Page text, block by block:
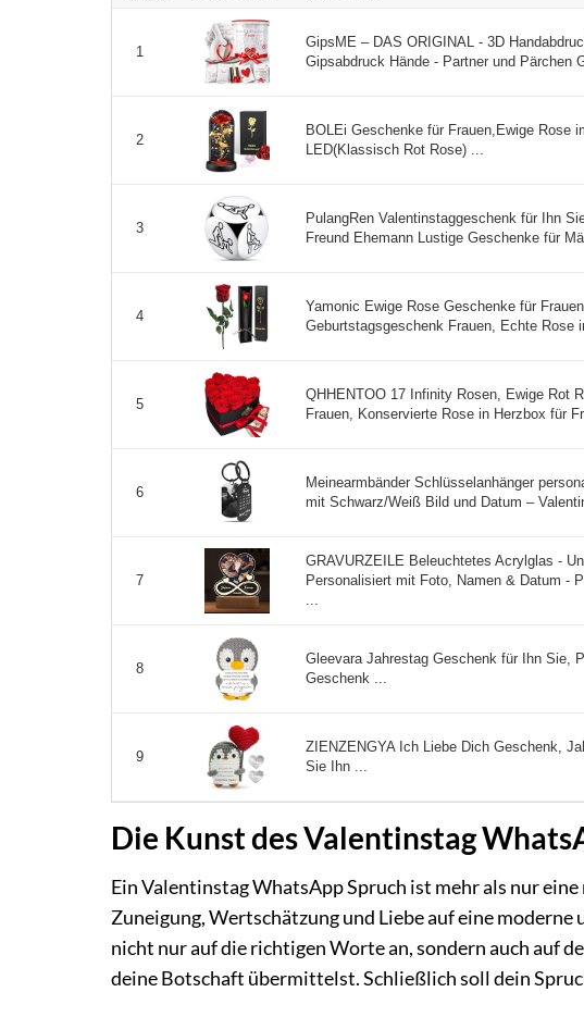
1
GipsME – DAS ORIGINAL - 3D
Gipsabdruck Hände - Partner und Pärchen
2
BOLEi Geschenke für Frauen,Ewige Rose
LED(Klassisch Rot Rose) ...
3
PulangRen Valentinstaggeschenk für Ihn
Freund Ehemann Lustige Geschenke für
4
Yamonic Ewige Rose Geschenke für
Geburtstagsgeschenk Frauen, Echte Rose
5
QHHENTOO 17 Infinity Rosen, Ewige Rot
Frauen, Konservierte Rose in Herzbox für
6
Meinearmbänder Schlüsselanhänger
mit Schwarz/Weiß Bild und Datum –
7
GRAVURZEILE Beleuchtetes Acrylglas -
Personalisiert mit Foto, Namen & Datum -
...
8
Gleevara Jahrestag Geschenk für Ihn Sie,
Geschenk ...
9
ZIENZENGYA Ich Liebe Dich Geschenk,
Sie Ihn ...
Die Kunst des Valentinstag
Ein Valentinstag WhatsApp Spruch ist mehr als nur
Zuneigung, Wertschätzung und Liebe auf eine
nicht nur auf die richtigen Worte an, sondern auch auf
deine Botschaft übermittelst. Schließlich soll dein